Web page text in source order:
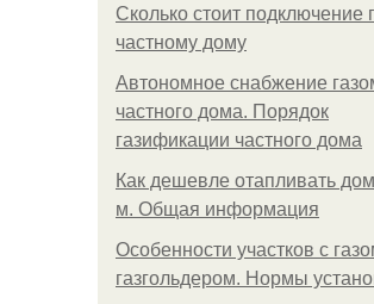
Сколько стоит подключение
частному дому
Автономное снабжение
частного дома. Порядок
газификации частного дома
Как дешевле отапливать
м. Общая информация
Особенности участков с
газгольдером. Нормы